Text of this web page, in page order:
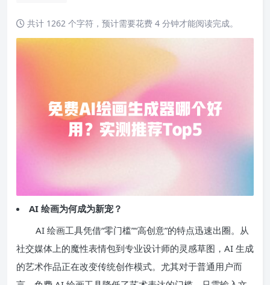
共计 1262 个字符，预计需要花费 4 分钟才能阅读完成。
AI 绘画为何成为新宠？
AI 绘画工具凭借“零门槛”“高创意”的特点迅速出圈。从
社交媒体上的魔性表情包到专业设计师的灵感草图，AI 生成
的艺术作品正在改变传统创作模式。尤其对于普通用户而